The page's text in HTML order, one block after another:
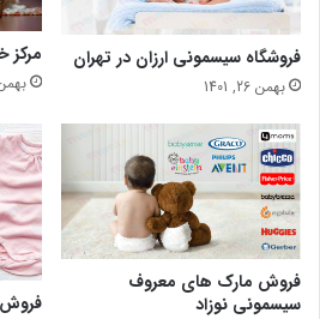
فروشگاه سیسمونی ارزان در تهران
بهمن 26, 1401
مرکز
بهمن 22,
فروش مارک های معروف
سیسمونی نوزاد
فروش